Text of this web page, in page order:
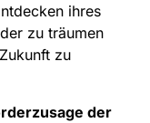
ihres
zu träumen
zu
der